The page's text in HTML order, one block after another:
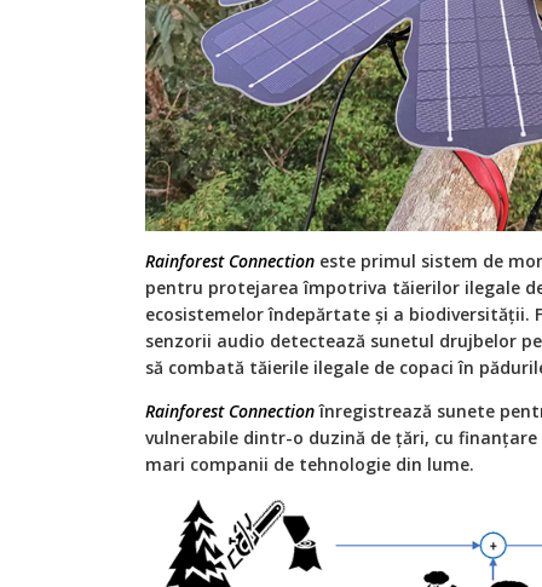
Rainforest Connection este primul sistem de
pentru protejarea împotriva tăierilor ilegale
ecosistemelor îndepărtate și a biodiversității.
senzorii audio detectează sunetul drujbelor
să combată tăierile ilegale de copaci în
Rainforest Connectionînregistrează sunete
vulnerabile dintr-o duzină de țări, cu
mari companii de tehnologie din lume.